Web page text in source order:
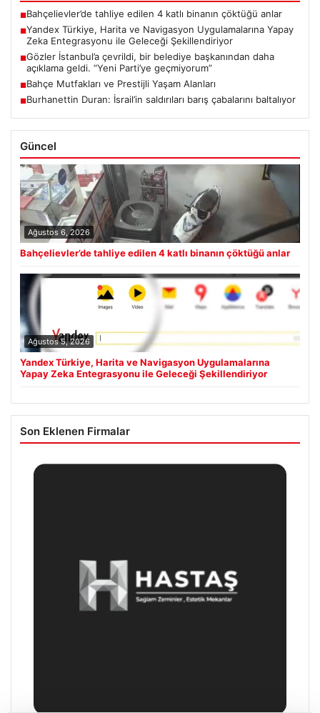
■Bahçelievler’de tahliye edilen 4 katlı binanın çöktüğü anlar
■Yandex Türkiye, Harita ve Navigasyon Uygulamalarına Yapay
Zeka Entegrasyonu ile Geleceği Şekillendiriyor
■Gözler İstanbul’a çevrildi, bir belediye başkanından daha
açıklama geldi. “Yeni Parti’ye geçmiyorum”
■Bahçe Mutfakları ve Prestijli Yaşam Alanları
■Burhanettin Duran: İsrail’in saldırıları barış çabalarını baltalıyor
Güncel
Ağustos 6, 2026
Bahçelievler’de tahliye edilen 4 katlı binanın çöktüğü anlar
Ağustos 5, 2026
Yandex Türkiye, Harita ve Navigasyon Uygulamalarına
Yapay Zeka Entegrasyonu ile Geleceği Şekillendiriyor
Son Eklenen Firmalar